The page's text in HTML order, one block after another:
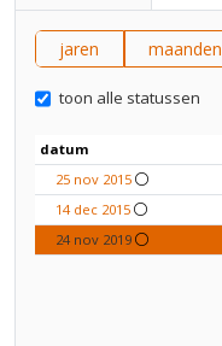
jaren maanden
toon alle statussen
datum
25 nov 2015
14 dec 2015
24 nov 2019